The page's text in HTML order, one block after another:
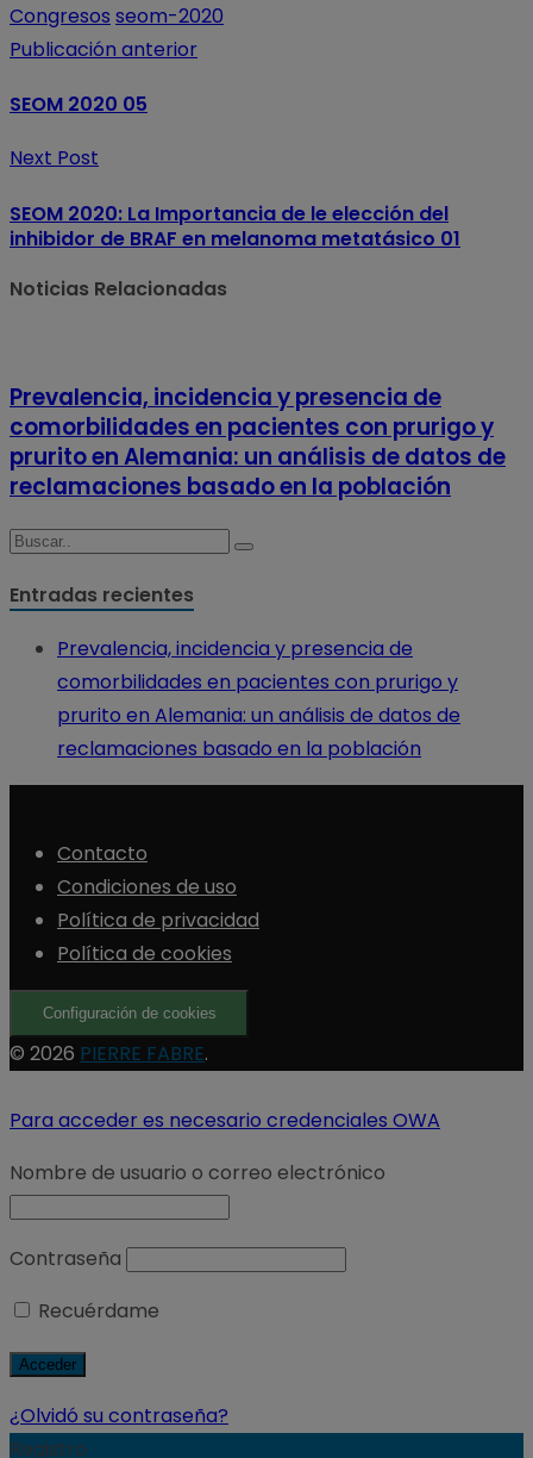
Congresos seom-2020
Publicación anterior
SEOM 2020 05
Next Post
SEOM 2020: La Importancia de le elección del
inhibidor de BRAF en melanoma metatásico 01
Noticias Relacionadas
Prevalencia, incidencia y presencia de
comorbilidades en pacientes con prurigo y
prurito en Alemania: un análisis de datos de
reclamaciones basado en la población
Entradas recientes
Prevalencia, incidencia y presencia de
comorbilidades en pacientes con prurigo y
prurito en Alemania: un análisis de datos de
reclamaciones basado en la población
Contacto
Condiciones de uso
Política de privacidad
Política de cookies
Configuración de cookies
© 2026 PIERRE FABRE.
Para acceder es necesario credenciales OWA
Nombre de usuario o correo electrónico
Contraseña
Recuérdame
¿Olvidó su contraseña?
Registro